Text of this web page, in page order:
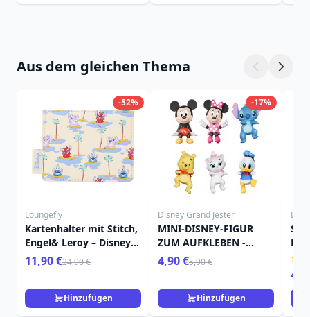
Aus dem gleichen Thema
-52%
Loungefly
Kartenhalter mit Stitch,
Engel& Leroy – Disney
Loungefly Lilo & Stitch
11,90 €24,90 €
Hinzufügen
-17%
Disney Grand Jester
MINI-DISNEY-FIGUR
ZUM AUFKLEBEN -
GRAND JESTER
4,90 €5,90 €
Hinzufügen